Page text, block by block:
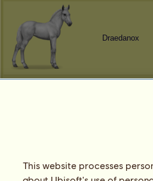
Draedanox
This website processes